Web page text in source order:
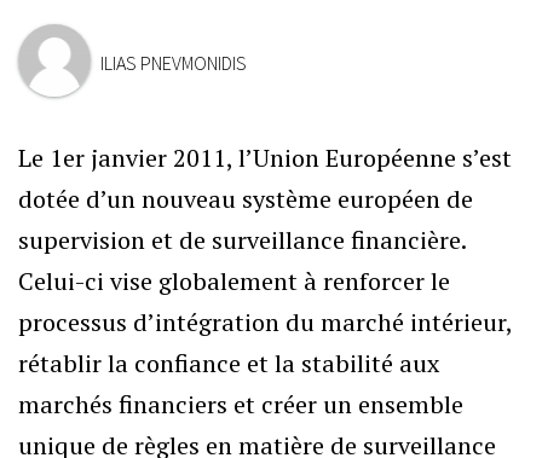
ILIAS PNEVMONIDIS
Le 1er janvier 2011, l’Union Européenne s’est
dotée d’un nouveau système européen de
supervision et de surveillance financière.
Celui-ci vise globalement à renforcer le
processus d’intégration du marché intérieur,
rétablir la confiance et la stabilité aux
marchés financiers et créer un ensemble
unique de règles en matière de surveillance